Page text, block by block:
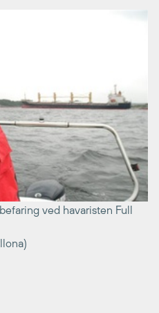
ved havaristen Full